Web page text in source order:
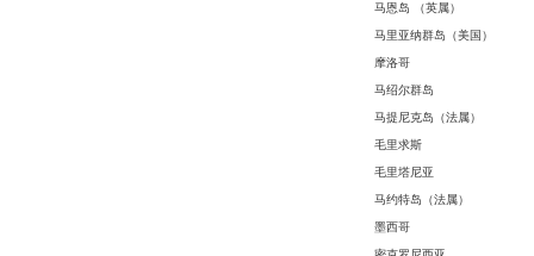
马恩岛 （英属）
马里亚纳群岛（美国）
摩洛哥
马绍尔群岛
马提尼克岛（法属）
毛里求斯
毛里塔尼亚
马约特岛（法属）
墨西哥